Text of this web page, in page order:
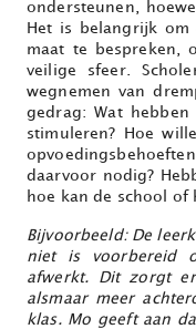
ondersteunen,
Het is belangrijk om
maat te bespreken,
veilige sfeer.
wegnemen van
gedrag: Wat
stimuleren? Hoe
daarvoor nodig?
hoe kan de school of
Bijvoorbeeld: De
niet is voorbereid
afwerkt. Dit zorgt
alsmaar meer
klas. Mo geeft aan